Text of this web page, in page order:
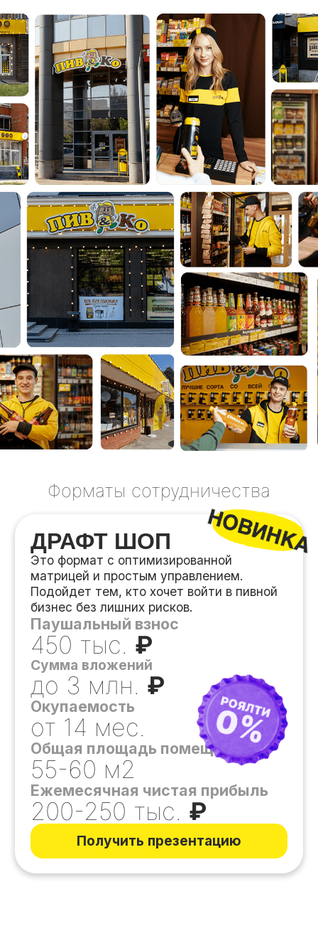
ДРАФТ ШОП
Это формат с оптимизированной
матрицей и простым управлением.
Подойдет тем, кто хочет войти в пивной
бизнес без лишних рисков.
Паушальный взнос
450 тыс.₽
Сумма вложений
до 3 млн.₽
Окупаемость
от 14 мес.
Общая площадь помещения
55-60 м2
200-250 тыс.₽
Получить презентацию
СТАНДАРТ
Это формат с расширенной
ассортиментной матрицей. Не только
пиво и снеки, но и большое количество
товаров повседневного спроса.
Паушальный взнос
500 тыс. ₽
Сумма вложений
от 4,5 млн.₽
от 16 мес.
Форматы сотрудничества